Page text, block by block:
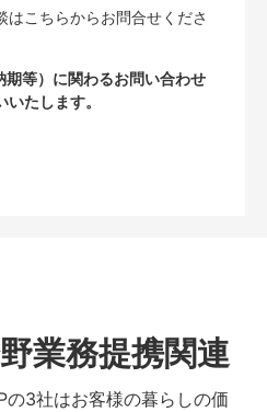
こちらからお問合せくださ
等）に関わるお問い合わせ
いたします。
業務提携関連
の3社はお客様の暮らしの価